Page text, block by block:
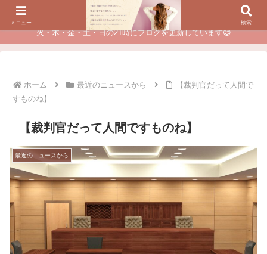
夫に不倫されたつらい経験が、あなたのチャンスに変わるカウンセリング
火・木・金・土・日の21時にブログを更新しています😊
ホーム 最近のニュースから
【裁判官だって人間で
すものね】
【裁判官だって人間ですものね】
最近のニュースから
メニュー 検索